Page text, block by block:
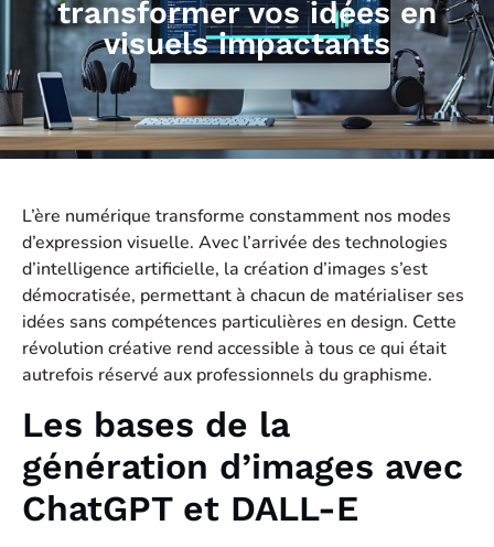
transformer vos idées en
visuels impactants
L’ère numérique transforme constamment nos modes
d’expression visuelle. Avec l’arrivée des technologies
d’intelligence artificielle, la création d’images s’est
démocratisée, permettant à chacun de matérialiser ses
idées sans compétences particulières en design. Cette
révolution créative rend accessible à tous ce qui était
autrefois réservé aux professionnels du graphisme.
Les bases de la
génération d’images avec
ChatGPT et DALL-E